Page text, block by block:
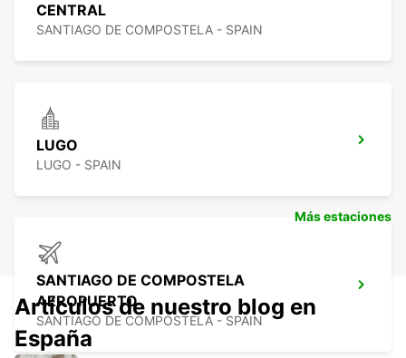
CENTRAL
SANTIAGO DE COMPOSTELA - SPAIN
LUGO
LUGO - SPAIN
SANTIAGO DE COMPOSTELA
AEROPUERTO
SANTIAGO DE COMPOSTELA - SPAIN
Más estaciones
Artículos de nuestro blog en
España